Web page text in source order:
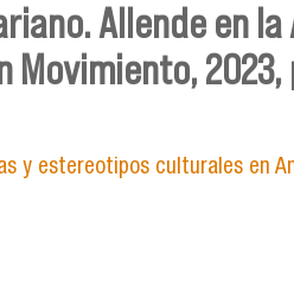
usted aquíAllende en
Movimiento, 2023,
y estereotipos culturales en